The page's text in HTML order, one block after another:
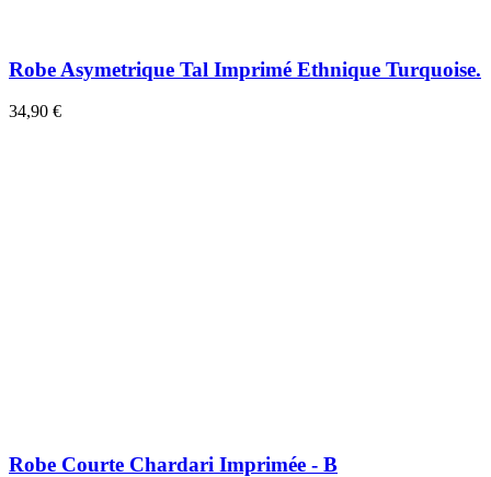
Robe Asymetrique Tal Imprimé Ethnique Turquoise.
34,90 €
Robe Courte Chardari Imprimée - B